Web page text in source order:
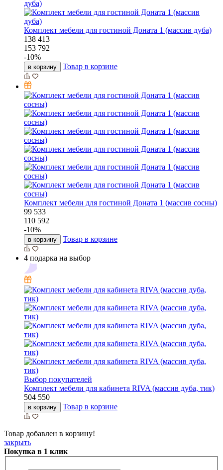
Комплект мебели для гостиной Доната 1 (массив дуба)
138 413
153 792
-10%
в корзину Товар в корзине
Комплект мебели для гостиной Доната 1 (массив сосны)
99 533
110 592
-10%
в корзину Товар в корзине
4 подарка на выбор
Выбор покупателей
Комплект мебели для кабинета RIVA (массив дуба, тик)
504 550
в корзину Товар в корзине
Товар добавлен в корзину!
закрыть
Покупка в 1 клик